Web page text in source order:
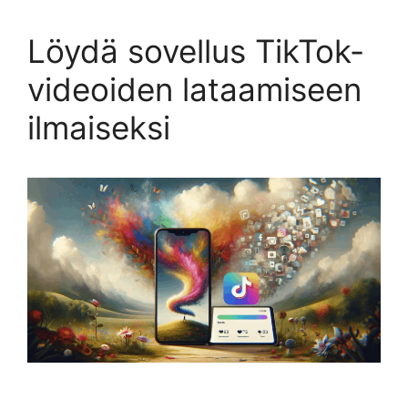
Löydä sovellus TikTok-
videoiden lataamiseen
ilmaiseksi